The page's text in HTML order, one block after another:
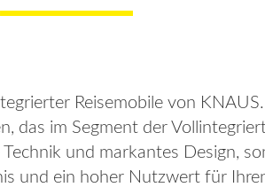
Reisemobile von
das im Segment der
und markantes Design,
und ein hoher Nutzwert für